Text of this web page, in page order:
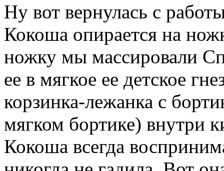
Ну вот вернулась с
Кокоша опирается на
ножку мы массировали
ее в мягкое ее детское
корзинка-лежанка с
мягком бортике) внутри
Кокоша всегда